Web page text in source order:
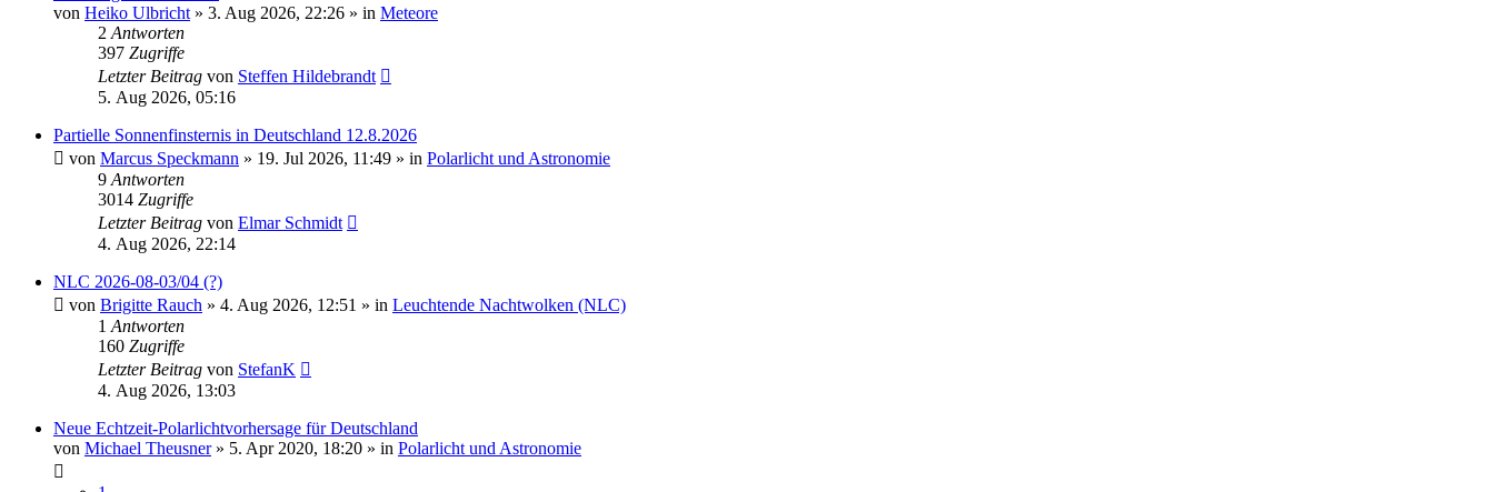
von Heiko Ulbricht » 3. Aug 2026, 22:26 » in Meteore
2 Antworten
397 Zugriffe
Letzter Beitrag von Steffen Hildebrandt
5. Aug 2026, 05:16
Partielle Sonnenfinsternis in Deutschland 12.8.2026
von Marcus Speckmann » 19. Jul 2026, 11:49 » in Polarlicht und Astronomie
9 Antworten
3014 Zugriffe
Letzter Beitrag von Elmar Schmidt
4. Aug 2026, 22:14
NLC 2026-08-03/04 (?)
von Brigitte Rauch » 4. Aug 2026, 12:51 » in Leuchtende Nachtwolken (NLC)
1 Antworten
160 Zugriffe
Letzter Beitrag von StefanK
4. Aug 2026, 13:03
Neue Echtzeit-Polarlichtvorhersage für Deutschland
von Michael Theusner» 5. Apr 2020, 18:20 » in Polarlicht und Astronomie